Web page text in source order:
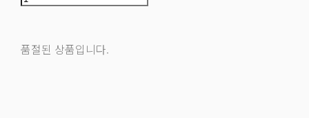
품절된 상품입니다.